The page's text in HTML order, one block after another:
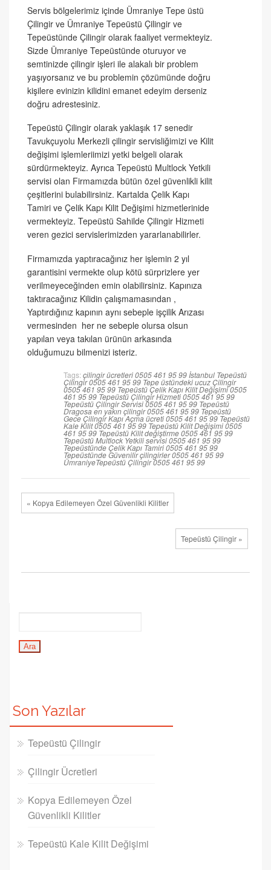
Servis bölgelerimiz içinde Ümraniye Tepe üstü
Çilingir ve Ümraniye Tepeüstü Çilingir ve
Tepeüstünde Çilingir olarak faaliyet vermekteyiz.
Sizde Ümraniye Tepeüstünde oturuyor ve
semtinizde çilingir işleri ile alakalı bir problem
yaşıyorsanız ve bu problemin çözümünde doğru
kişilere evinizin kilidini emanet edeyim derseniz
doğru adrestesiniz.
Tepeüstü Çilingir olarak yaklaşık 17 senedir
Tavukçuyolu Merkezli çilingir servisliğimizi ve Kilit
değişimi işlemleriimizi yetki belgeli olarak
sürdürmekteyiz. Ayrıca Tepeüstü Multlock Yetkili
servisi olan Firmamızda bütün özel güvenlikli kilit
çeşitlerini bulabilirsiniz. Kartalda Çelik Kapı
Tamiri ve Çelik Kapı Kilit Değişimi hizmetlerinide
vermekteyiz. Tepeüstü Sahilde Çilingir Hizmeti
veren gezici servislerimizden yararlanabilirler.
Firmamızda yaptıracağınız her işlemin 2 yıl
garantisini vermekte olup kötü sürprizlere yer
verilmeyeceğinden emin olabilirsiniz. Kapınıza
taktıracağınız Kilidin çalışmamasından ,
Yaptırdığınız kapının aynı sebeple işçilik Arızası
vermesinden her ne sebeple olursa olsun
yapılan veya takılan ürünün arkasında
olduğumuzu bilmenizi isteriz.
Tags: çilingir ücretleri 0505 461 95 99 İstanbul Tepeüstü
Çilingir 0505 461 95 99 Tepe üstündeki ucuz Çilingir
0505 461 95 99 Tepeüstü Çelik Kapı Kilit Değişimi 0505
461 95 99 Tepeüstü Çilingir Hizmeti 0505 461 95 99
Tepeüstü Çilingir Servisi 0505 461 95 99 Tepeüstü
Dragosa en yakın çilingir 0505 461 95 99 Tepeüstü
Gece Çilingir Kapı Açma ücreti 0505 461 95 99 Tepeüstü
Kale Kilit 0505 461 95 99 Tepeüstü Kilit Değişimi 0505
461 95 99 Tepeüstü Kilit değiştirme 0505 461 95 99
Tepeüstü Multlock Yetkili servisi 0505 461 95 99
Tepeüstünde Çelik Kapı Tamiri 0505 461 95 99
Tepeüstünde Güvenilir çilingirler 0505 461 95 99
ÜmraniyeTepeüstü Çilingir 0505 461 95 99
« Kopya Edilemeyen Özel Güvenlikli Kilitler
Tepeüstü Çilingir »
Son Yazılar
Tepeüstü Çilingir
Çilingir Ücretleri
Kopya Edilemeyen Özel
Güvenlikli Kilitler
Tepeüstü Kale Kilit Değişimi